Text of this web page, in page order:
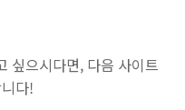
싶으시다면, 다음 사이트
다!